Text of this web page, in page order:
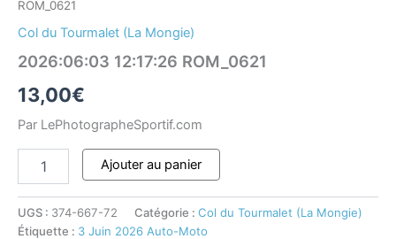
ROM_0621
Col du Tourmalet (La Mongie)
2026:06:03 12:17:26 ROM_0621
13,00€
Par LePhotographeSportif.com
Ajouter au panier
UGS : 374-667-72 Catégorie : Col du Tourmalet (La Mongie)
Étiquette : 3 Juin 2026 Auto-Moto